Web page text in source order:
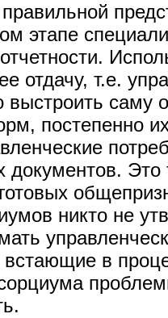
этапе
отдачу, т.е.
выстроить саму
постепенно
документов. Это
никто не
в